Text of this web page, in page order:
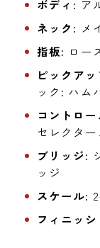
ボディ: ア
ネック: メ
指板: ロー
ピックアッ
ック: ハム
コントロー
セレクタ
ブリッジ:
ッジ
スケール:
フィニッシ